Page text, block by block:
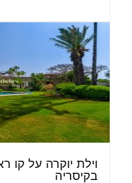
וילת יוקרה על קו
בקיסריה